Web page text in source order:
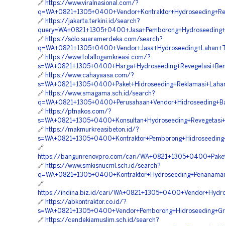
🔗 https://www.viralnasional.com/?
🔗 https://jakarta.terkini.id/search?
🔗 https://solo.suaramerdeka.com/search?
🔗 https://www.totallogamkreasi.com/?
🔗 https://www.cahayaasa.com/?
🔗 https://www.smagama.sch.id/search?
🔗 https://ptnakos.com/?
🔗 https://makmurkreasibeton.id/?
🔗
https://bangunrenovpro.com/cari/
🔗 https://www.smkisnucml.sch.id/search?
🔗
https://ihdina.biz.id/cari/
🔗 https://abkontraktor.co.id/?
🔗 https://cendekiamuslim.sch.id/search?